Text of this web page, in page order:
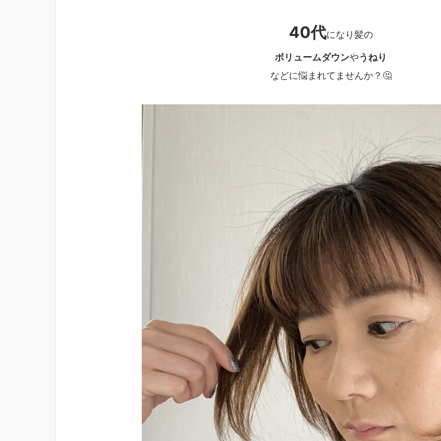
40代になり髪の
ボリュームダウンやうねり
などに悩まれてませんか？ 🤔